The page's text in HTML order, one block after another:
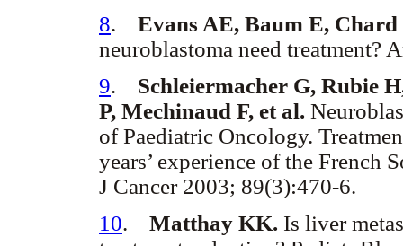
8. Evans AE, Baum E,
neuroblastoma need
9. Schleiermacher G, Rubie
P, Mechinaud F, et al.
of Paediatric Oncology.
years’ experience of the French
J Cancer 2003; 89(3):470-6.
10. Matthay KK. Is liver